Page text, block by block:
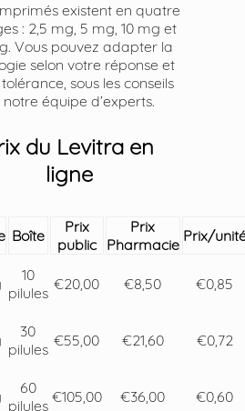
existent en quatre
: 2,5 mg, 5 mg, 10 mg et
Vous pouvez adapter la
selon votre réponse et
sous les conseils
équipe d’experts.
du Levitra en
ligne
Boîte
Prix
public
Prix
Pharmacie Prix/
10
pilules €20,00 €8,50 €0,85
30
pilules €55,00 €21,60 €0,72
60
pilules €105,00 €36,00 €0,60